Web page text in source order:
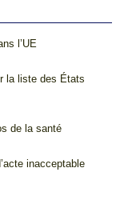
l’UE
la liste des États
de la santé
inacceptable